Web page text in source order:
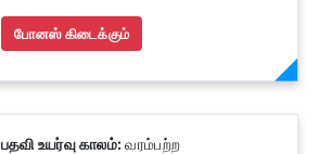
போனஸ் கிடைக்கும்
பதவி உயர்வு காலம்:வரம்பற்ற